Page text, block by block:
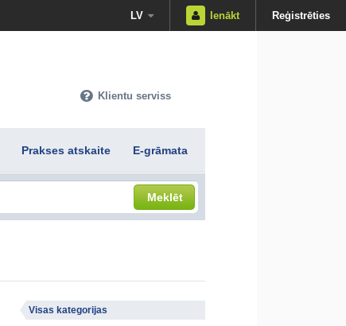
LV Ienākt Reģistrēties
Klientu serviss
Prakses atskaite E-grāmata
Meklēt
Visas kategorijas